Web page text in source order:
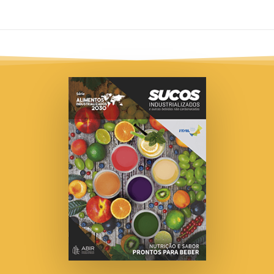
(217 productos), el 90,3% declaraba un
grasas totales por 100 ml de producto).
(217 productos), el 46,5% (101 productos)
tenía menos de 80 mg/200 ml, lo que se
de sodio por 100 ml de producto).